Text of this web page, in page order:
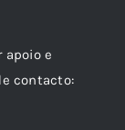
apoio e
contacto: